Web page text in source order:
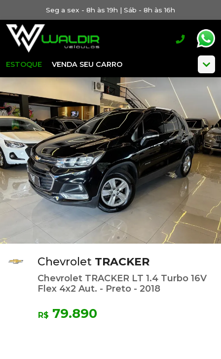
Seg a sex - 8h às 19h | Sáb - 8h às 16h
ESTOQUE VENDA SEU CARRO
Chevrolet TRACKER
Chevrolet TRACKER LT 1.4 Turbo 16V
Flex 4x2 Aut. - Preto - 2018
R$ 79.890